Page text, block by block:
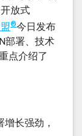
放式
®今日发布
部署、技术
点介绍了
长强劲，